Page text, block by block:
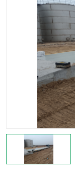
装载机电子秤
半自动输送机
冷却塔
撕碎机
塑料撕碎机